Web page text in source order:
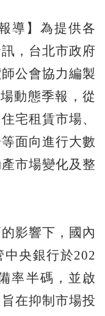
導】為提供各
，台北市政府
公會協力編製
動態季報，從
宅租賃市場、
面向進行大數
市場變化及整
影響下，國內
央銀行於202
率半碼，並啟
在抑制市場投